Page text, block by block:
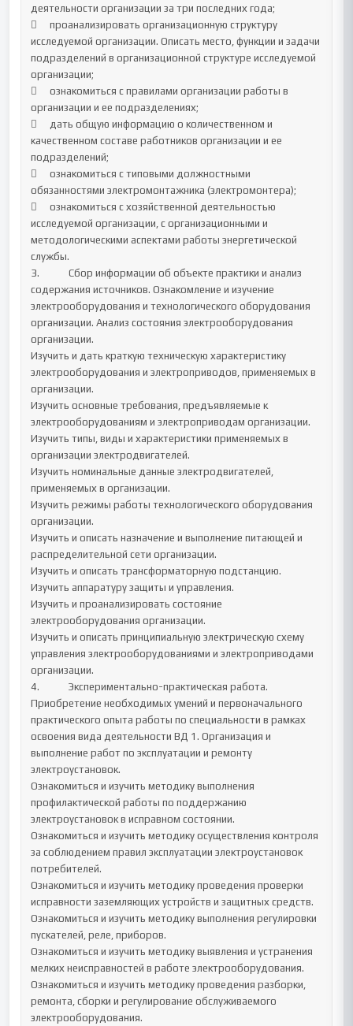
деятельности организации за три последних года;
	проанализировать организационную структуру
исследуемой организации. Описать место, функции и задачи
подразделений в организационной структуре исследуемой
организации;
	ознакомиться с правилами организации работы в
организации и ее подразделениях;
	дать общую информацию о количественном и
качественном составе работников организации и ее
подразделений;
	ознакомиться с типовыми должностными
обязанностями электромонтажника (электромонтера);
	ознакомиться с хозяйственной деятельностью
исследуемой организации, с организационными и
методологическими аспектами работы энергетической
службы.
3.		Сбор информации об объекте практики и анализ
содержания источников. Ознакомление и изучение
электрооборудования и технологического оборудования
организации. Анализ состояния электрооборудования
организации.
Изучить и дать краткую техническую характеристику
электрооборудования и электроприводов, применяемых в
организации.
Изучить основные требования, предъявляемые к
электрооборудованиям и электроприводам организации.
Изучить типы, виды и характеристики применяемых в
организации электродвигателей.
Изучить номинальные данные электродвигателей,
применяемых в организации.
Изучить режимы работы технологического оборудования
организации.
Изучить и описать назначение и выполнение питающей и
распределительной сети организации.
Изучить и описать трансформаторную подстанцию.
Изучить аппаратуру защиты и управления.
Изучить и проанализировать состояние
электрооборудования организации.
Изучить и описать принципиальную электрическую схему
управления электрооборудованиями и электроприводами
организации.
4.		Экспериментально-практическая работа.
Приобретение необходимых умений и первоначального
практического опыта работы по специальности в рамках
освоения вида деятельности ВД 1. Организация и
выполнение работ по эксплуатации и ремонту
электроустановок.
Ознакомиться и изучить методику выполнения
профилактической работы по поддержанию
электроустановок в исправном состоянии.
Ознакомиться и изучить методику осуществления контроля
за соблюдением правил эксплуатации электроустановок
потребителей.
Ознакомиться и изучить методику проведения проверки
исправности заземляющих устройств и защитных средств.
Ознакомиться и изучить методику выполнения регулировки
пускателей, реле, приборов.
Ознакомиться и изучить методику выявления и устранения
мелких неисправностей в работе электрооборудования.
Ознакомиться и изучить методику проведения разборки,
ремонта, сборки и регулирование обслуживаемого
электрооборудования.